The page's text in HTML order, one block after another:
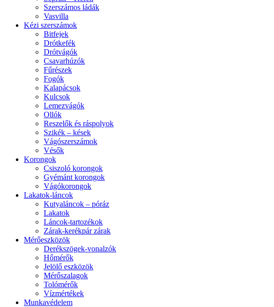
Szerszámos ládák
Vasvilla
Kézi szerszámok
Bitfejek
Drótkefék
Drótvágók
Csavarhúzók
Fűrészek
Fogók
Kalapácsok
Kulcsok
Lemezvágók
Ollók
Reszelők és ráspolyok
Szikék – kések
Vágószerszámok
Vésők
Korongok
Csiszoló korongok
Gyémánt korongok
Vágókorongok
Lakatok-láncok
Kutyaláncok – póráz
Lakatok
Láncok-tartozékok
Zárak-kerékpár zárak
Mérőeszközök
Derékszögek-vonalzók
Hőmérők
Jelölő eszközök
Mérőszalagok
Tolómérők
Vízmértékek
Munkavédelem